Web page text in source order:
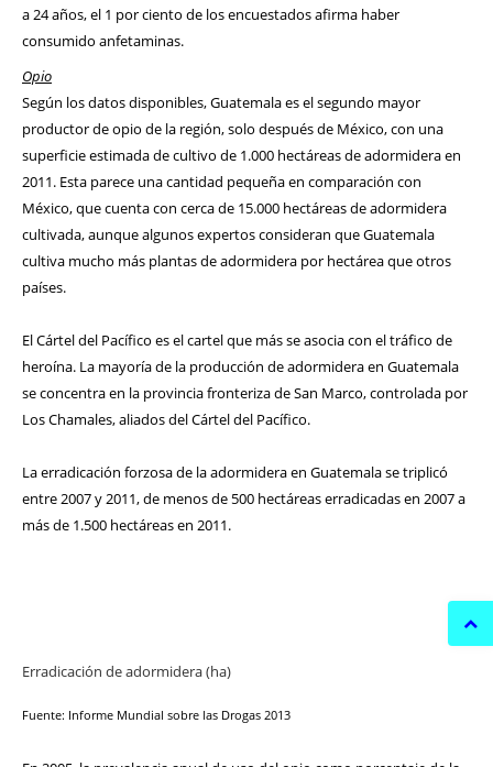
a 24 años, el 1 por ciento de los encuestados afirma haber
consumido anfetaminas.
Opio
Según los datos disponibles, Guatemala es el segundo mayor
productor de opio de la región, solo después de México, con una
superficie estimada de cultivo de 1.000 hectáreas de adormidera en
2011. Esta parece una cantidad pequeña en comparación con
México, que cuenta con cerca de 15.000 hectáreas de adormidera
cultivada, aunque algunos expertos consideran que Guatemala
cultiva mucho más plantas de adormidera por hectárea que otros
países.
El Cártel del Pacífico es el cartel que más se asocia con el tráfico de
heroína. La mayoría de la producción de adormidera en Guatemala
se concentra en la provincia fronteriza de San Marco, controlada por
Los Chamales, aliados del Cártel del Pacífico.
La erradicación forzosa de la adormidera en Guatemala se triplicó
entre 2007 y 2011, de menos de 500 hectáreas erradicadas en 2007 a
más de 1.500 hectáreas en 2011.
Erradicación de adormidera (ha)
Fuente: Informe Mundial sobre las Drogas 2013